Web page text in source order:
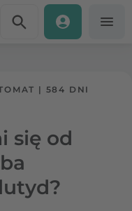
| 584 DNI
się od